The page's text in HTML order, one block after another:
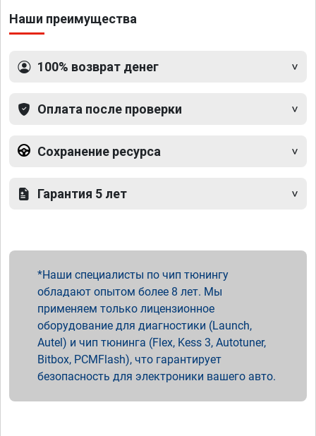
Наши преимущества
100% возврат денег
Оплата после проверки
Сохранение ресурса
Гарантия 5 лет
Наши специалисты по чип тюнингу
обладают опытом более 8 лет. Мы
применяем только лицензионное
оборудование для диагностики (Launch,
Autel) и чип тюнинга (Flex, Kess 3, Autotuner,
Bitbox, PCMFlash), что гарантирует
безопасность для электроники вашего авто.